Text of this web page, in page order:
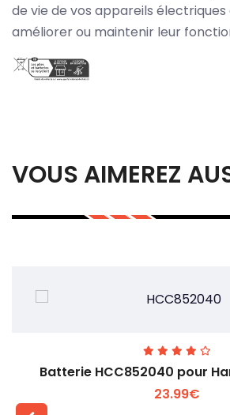
de vie de vos appareils
améliorer ou maintenir leur
VOUS AIMEREZ
Batterie HCC852040 pour
23.99€